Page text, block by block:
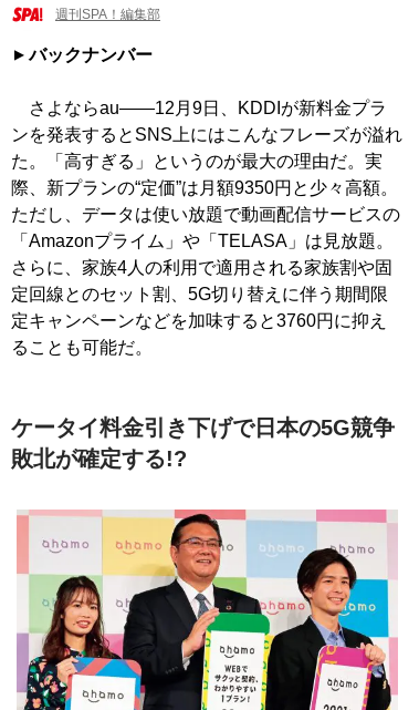
週刊SPA！編集部
バックナンバー
さよならau――12月9日、KDDIが新料金プラ
ンを発表するとSNS上にはこんなフレーズが溢れ
た。「高すぎる」というのが最大の理由だ。実
際、新プランの“定価”は月額9350円と少々高額。
ただし、データは使い放題で動画配信サービスの
「Amazonプライム」や「TELASA」は見放題。
さらに、家族4人の利用で適用される家族割や固
定回線とのセット割、5G切り替えに伴う期間限
定キャンペーンなどを加味すると3760円に抑え
ることも可能だ。
ケータイ料金引き下げで日本の5G競争
敗北が確定する!?